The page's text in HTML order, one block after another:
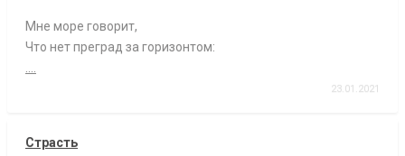
Мне море говорит,
Что нет преград за горизонтом:
23.01.2021
Страсть